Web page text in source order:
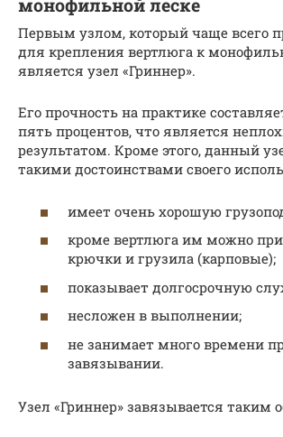
монофильной леске
Первым узлом, который чаще всего
для крепления вертлюга к
является узел «Гриннер».
Его прочность на практике
пять процентов, что является
результатом. Кроме этого, данный
такими достоинствами своего
имеет очень хорошую
кроме вертлюга им можно
крючки и грузила (карповые);
показывает долгосрочную
несложен в выполнении;
не занимает много времени
завязывании.
Узел «Гриннер» завязывается таким